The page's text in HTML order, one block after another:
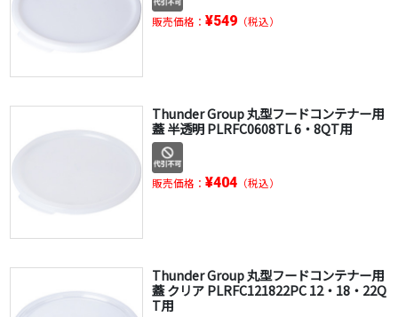
販売価格： ¥549（税込）
Thunder Group 丸型フードコンテナー用
蓋 半透明 PLRFC0608TL 6・8QT用
販売価格： ¥404（税込）
Thunder Group 丸型フードコンテナー用
蓋 クリア PLRFC121822PC 12・18・22Q
T用